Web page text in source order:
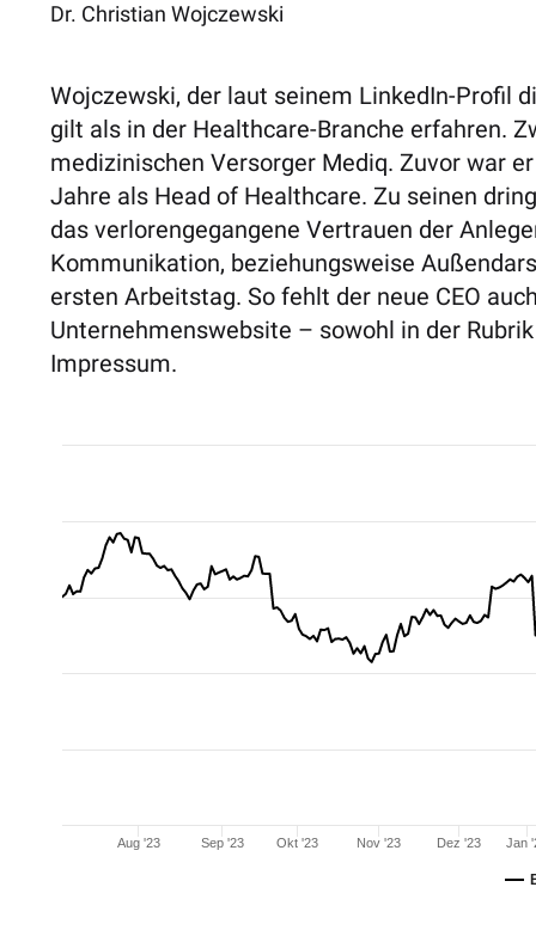
Dr. Christian Wojczewski
Wojczewski, der laut seinem LinkedIn-Profil
gilt als in der Healthcare-Branche erfahren.
medizinischen Versorger Mediq. Zuvor war
Jahre als Head of Healthcare. Zu seinen
das verlorengegangene Vertrauen der
Kommunikation, beziehungsweise
ersten Arbeitstag. So fehlt der neue CEO
Unternehmenswebsite – sowohl in der
Impressum.
Aug '23 Sep '23 Okt '23 Nov '23 Dez '23 Jan